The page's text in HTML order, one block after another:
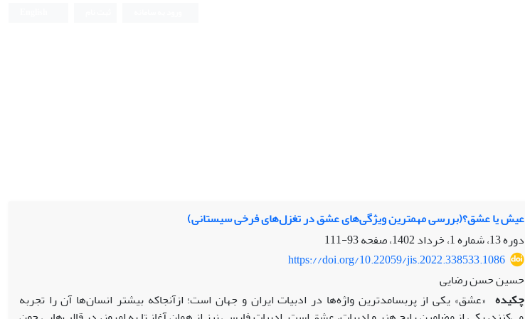
عیش یا عشق؟(بررسی مهمترین ویژگی‌های عشق در تغزل‌های فرخی سیستانی)
دوره 13، شماره 1، خرداد 1402، صفحه
93-111
https://doi.org/10.22059/jis.2022.338533.1086
حسین حسن رضایی
چکیده «عشق» یکی از پربسامدترین واژه‌ها در ادبیات ایران و جهان است؛ ازآنجاکه بیشتر انسان‌‌ها آن را تجربه